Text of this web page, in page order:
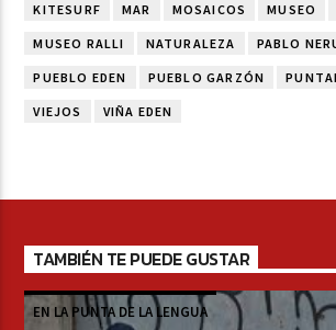
KITESURF MAR MOSAICOS MUSEO
MUSEO RALLI NATURALEZA PABLO
PUEBLO EDEN PUEBLO GARZÓN
VIEJOS VIÑA EDEN
TAMBIÉN TE PUEDE GUSTAR
EN LA PUNTA DE LA LENGUA